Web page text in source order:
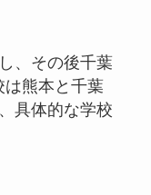
、その後千葉
は熊本と千葉
具体的な学校